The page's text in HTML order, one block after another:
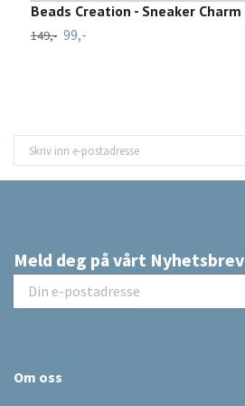
Beads Creation - Sneaker Charm
149,- 99,-
Meld deg på vårt Nyhetsbrev
Om oss